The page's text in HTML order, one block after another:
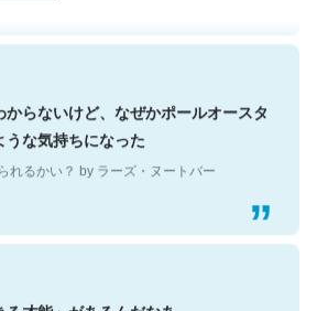
らないけど、なぜかポールオースタ
うな気持ちになった
才能」があるんだなあ